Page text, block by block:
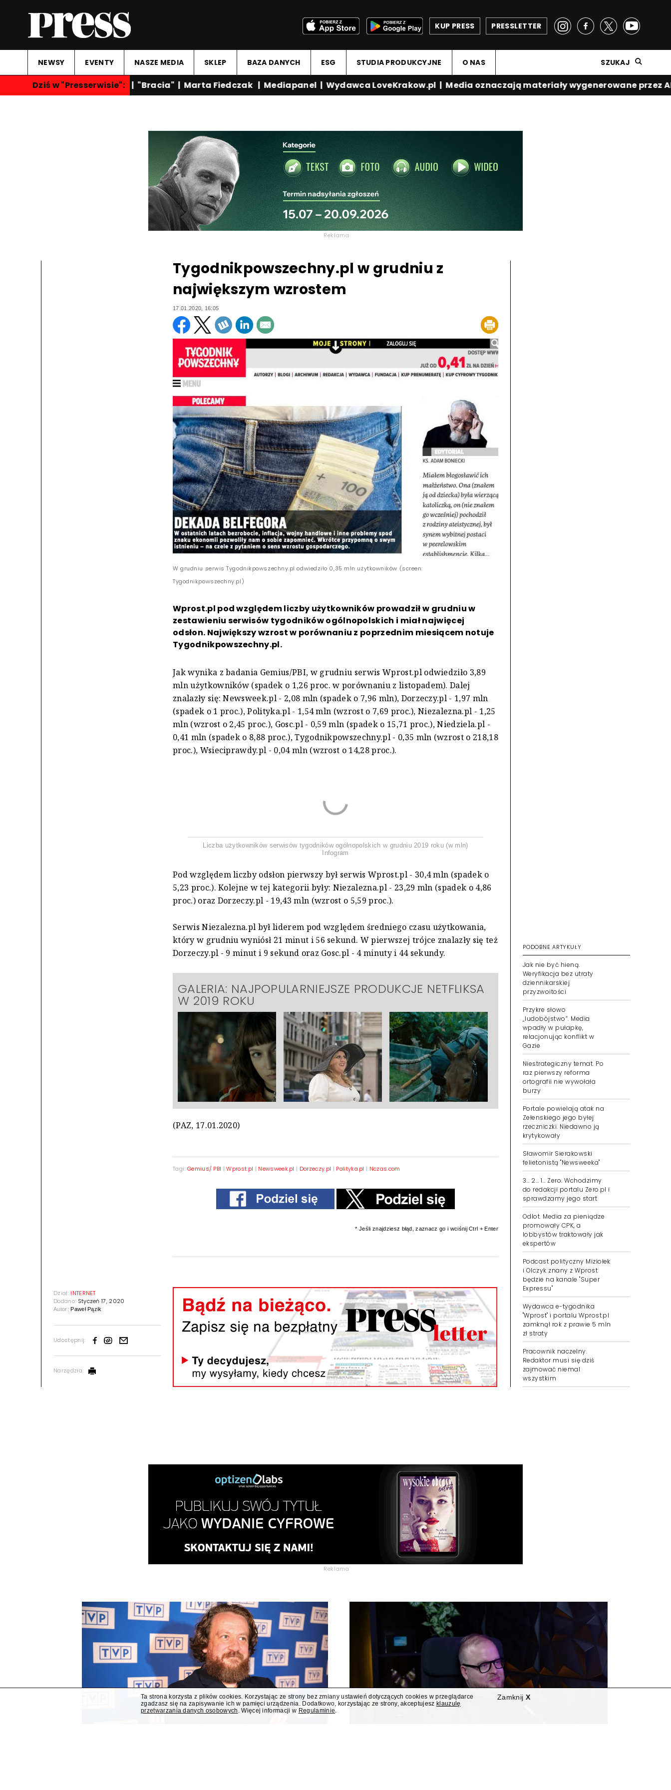
PRESSLETTER
KUP PRESS
NEWSY EVENTY NASZE MEDIA SKLEP BAZA DANYCH ESG STUDIA PRODUKCYJNE O NAS SZUKAJ
Dziś w "Presserwisie":
"Rozmowy nocą"|"Bracia"|Marta Fiedczak|Mediapanel|Wydawca LoveKrakow.pl|Media oznaczają materiały wygenerowane przez AI|
Reklama
Dział: INTERNET
Dodano: Styczeń 17, 2020
Autor:Paweł Pązik
Udostępnij:
Narzędzia:
Tygodnikpowszechny.pl w grudniu z
największym wzrostem
17.01.2020, 16:05
W grudniu serwis Tygodnikpowszechny.pl odwiedziło 0,35 mln użytkowników (screen:
Tygodnikpowszechny.pl)
Wprost.pl pod względem liczby użytkowników prowadził w grudniu w
zestawieniu serwisów tygodników ogólnopolskich i miał najwięcej
odsłon. Największy wzrost w porównaniu z poprzednim miesiącem notuje
Tygodnikpowszechny.pl.
Jak wynika z badania Gemius/PBI, w grudniu serwis Wprost.pl odwiedziło 3,89
mln użytkowników (spadek o 1,26 proc. w porównaniu z listopadem). Dalej
znalazły się: Newsweek.pl - 2,08 mln (spadek o 7,96 mln), Dorzeczy.pl - 1,97 mln
(spadek o 1 proc.), Polityka.pl - 1,54 mln (wzrost o 7,69 proc.), Niezalezna.pl - 1,25
mln (wzrost o 2,45 proc.), Gosc.pl - 0,59 mln (spadek o 15,71 proc.), Niedziela.pl -
0,41 mln (spadek o 8,88 proc.), Tygodnikpowszechny.pl - 0,35 mln (wzrost o 218,18
proc.), Wsieciprawdy.pl - 0,04 mln (wzrost o 14,28 proc.).
Liczba użytkowników serwisów tygodników ogólnopolskich w grudniu 2019 roku (w mln)
Infogram
Pod względem liczby odsłon pierwszy był serwis Wprost.pl - 30,4 mln (spadek o
5,23 proc.). Kolejne w tej kategorii były: Niezalezna.pl - 23,29 mln (spadek o 4,86
proc.) oraz Dorzeczy.pl - 19,43 mln (wzrost o 5,59 proc.).
Serwis Niezalezna.pl był liderem pod względem średniego czasu użytkowania,
który w grudniu wyniósł 21 minut i 56 sekund. W pierwszej trójce znalazły się też
Dorzeczy.pl - 9 minut i 9 sekund oraz Gosc.pl - 4 minuty i 44 sekundy.
GALERIA: NAJPOPULARNIEJSZE PRODUKCJE NETFLIKSA
W 2019 ROKU
(PAZ, 17.01.2020)
Tagi: Gemius/ PBI |Wprost.pl | Newsweek.pl | Dorzeczy.pl | Polityka.pl | Nczas.com
* Jeśli znajdziesz błąd, zaznacz go i wciśnij Ctrl + Enter
PODOBNE ARTYKUŁY
Jak nie być hieną.
Weryfikacja bez utraty
dziennikarskiej
przyzwoitości
Przykre słowo
„ludobójstwo”. Media
wpadły w pułapkę,
relacjonując konflikt w
Gazie
Niestrategiczny temat. Po
raz pierwszy reforma
ortografii nie wywołała
burzy
Portale powielają atak na
Zełenskiego jego byłej
rzeczniczki. Niedawno ją
krytykowały
Sławomir Sierakowski
felietonistą "Newsweeka"
3… 2… 1… Zero. Wchodzimy
do redakcji portalu Zero.pl i
sprawdzamy jego start
Odlot. Media za pieniądze
promowały CPK, a
lobbystów traktowały jak
ekspertów
Podcast polityczny Miziołek
i Olczyk znany z Wprost
będzie na kanale "Super
Expressu"
Wydawca e-tygodnika
"Wprost" i portalu Wprost.pl
zamknął rok z prawie 5 mln
zł straty
Pracownik naczelny.
Redaktor musi się dziś
zajmować niemal
wszystkim
Reklama
Zamknij X
Ta strona korzysta z plików cookies. Korzystając ze strony bez zmiany ustawień dotyczących cookies w przeglądarce
zgadzasz się na zapisywanie ich w pamięci urządzenia. Dodatkowo, korzystając ze strony, akceptujesz klauzulę
przetwarzania danych osobowych . Więcej informacji w Regulaminie.